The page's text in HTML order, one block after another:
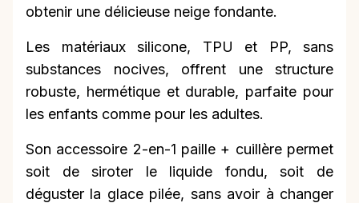
obtenir une délicieuse neige fondante.
Les matériaux silicone, TPU et PP, sans
substances nocives, offrent une structure
robuste, hermétique et durable, parfaite pour
les enfants comme pour les adultes.
Son accessoire 2-en-1 paille + cuillère permet
soit de siroter le liquide fondu, soit de
déguster la glace pilée, sans avoir à changer